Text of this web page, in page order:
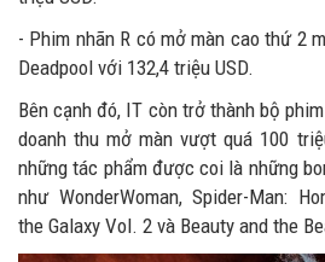
- Phim nhãn R có mở màn cao thứ 2
Deadpool với 132,4 triệu USD.
Bên cạnh đó, IT còn trở thành bộ
doanh thu mở màn vượt quá 100
những tác phẩm được coi là những
như WonderWoman, Spider-Man:
the Galaxy Vol. 2 và Beauty and the